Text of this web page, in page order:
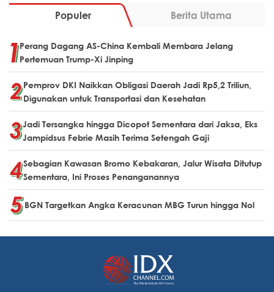
Populer Berita Utama
Perang Dagang AS-China Kembali Membara Jelang
Pertemuan Trump-Xi Jinping
Pemprov DKI Naikkan Obligasi Daerah Jadi Rp5,2 Triliun,
Digunakan untuk Transportasi dan Kesehatan
Jadi Tersangka hingga Dicopot Sementara dari Jaksa, Eks
Jampidsus Febrie Masih Terima Setengah Gaji
Sebagian Kawasan Bromo Kebakaran, Jalur Wisata Ditutup
Sementara, Ini Proses Penanganannya
BGN Targetkan Angka Keracunan MBG Turun hingga Nol